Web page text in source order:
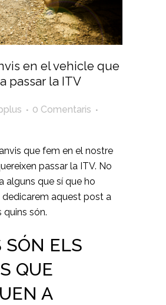
en el vehicle que
passar la ITV
0 Comentaris
que fem en el nostre
passar la ITV. No
alguns que sí que ho
dedicarem aquest post a
són.
SÓN ELS
QUE
A